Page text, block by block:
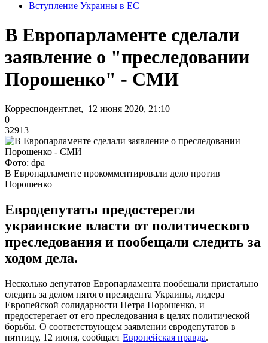
Вступление Украины в ЕС
В Европарламенте сделали
заявление о "преследовании
Порошенко" - СМИ
Корреспондент.net, 12 июня 2020, 21:10
0
32913
Фото: dpa
В Европарламенте прокомментировали дело против
Порошенко
Евродепутаты предостерегли
украинские власти от политического
преследования и пообещали следить за
ходом дела.
Несколько депутатов Европарламента пообещали пристально
следить за делом пятого президента Украины, лидера
Европейской солидарности Петра Порошенко, и
предостерегает от его преследования в целях политической
борьбы. О соответствующем заявлении евродепутатов в
пятницу, 12 июня, сообщает Европейская правда.